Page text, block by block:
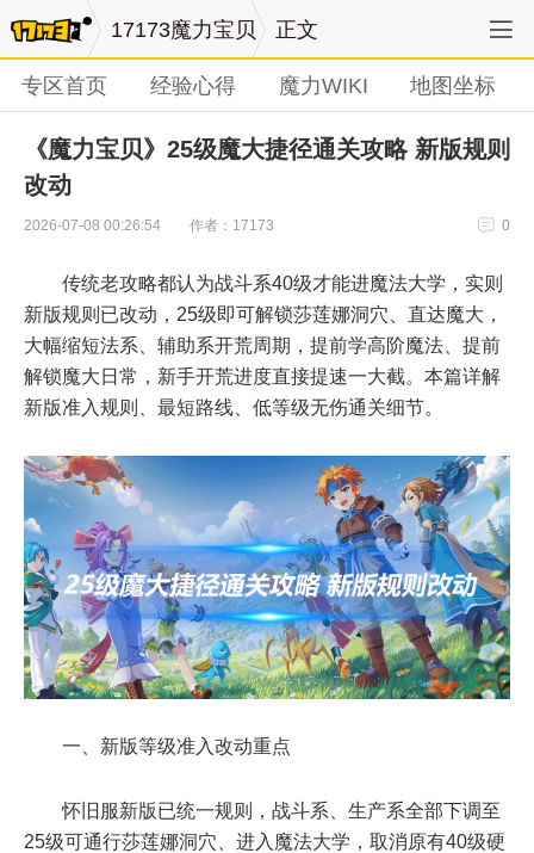
17173魔力宝贝 正文
专区首页 经验心得 魔力WIKI 地图坐标
《魔力宝贝》25级魔大捷径通关攻略 新版规则
改动
2026-07-08 00:26:54 作者：17173 0
传统老攻略都认为战斗系40级才能进魔法大学，实则
新版规则已改动，25级即可解锁莎莲娜洞穴、直达魔大，
大幅缩短法系、辅助系开荒周期，提前学高阶魔法、提前
解锁魔大日常，新手开荒进度直接提速一大截。本篇详解
新版准入规则、最短路线、低等级无伤通关细节。
一、新版等级准入改动重点
怀旧服新版已统一规则，战斗系、生产系全部下调至
25级可通行莎莲娜洞穴、进入魔法大学，取消原有40级硬